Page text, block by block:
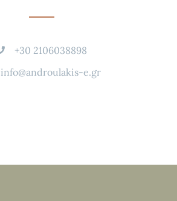
+30 2106038898
info@androulakis-e.gr